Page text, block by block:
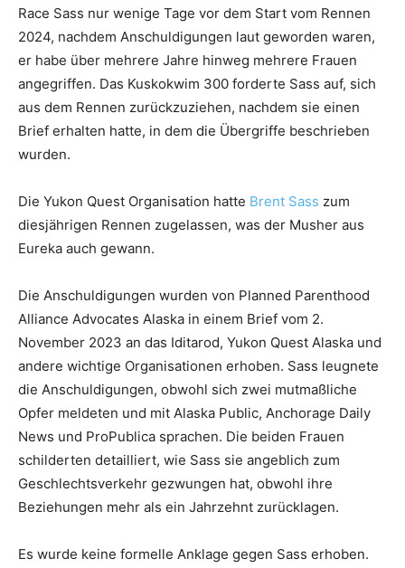
Race Sass nur wenige Tage vor dem Start vom Rennen
2024, nachdem Anschuldigungen laut geworden waren,
er habe über mehrere Jahre hinweg mehrere Frauen
angegriffen. Das Kuskokwim 300 forderte Sass auf, sich
aus dem Rennen zurückzuziehen, nachdem sie einen
Brief erhalten hatte, in dem die Übergriffe beschrieben
wurden.
Die Yukon Quest Organisation hatte Brent Sass zum
diesjährigen Rennen zugelassen, was der Musher aus
Eureka auch gewann.
Die Anschuldigungen wurden von Planned Parenthood
Alliance Advocates Alaska in einem Brief vom 2.
November 2023 an das Iditarod, Yukon Quest Alaska und
andere wichtige Organisationen erhoben. Sass leugnete
die Anschuldigungen, obwohl sich zwei mutmaßliche
Opfer meldeten und mit Alaska Public, Anchorage Daily
News und ProPublica sprachen. Die beiden Frauen
schilderten detailliert, wie Sass sie angeblich zum
Geschlechtsverkehr gezwungen hat, obwohl ihre
Beziehungen mehr als ein Jahrzehnt zurücklagen.
Es wurde keine formelle Anklage gegen Sass erhoben.